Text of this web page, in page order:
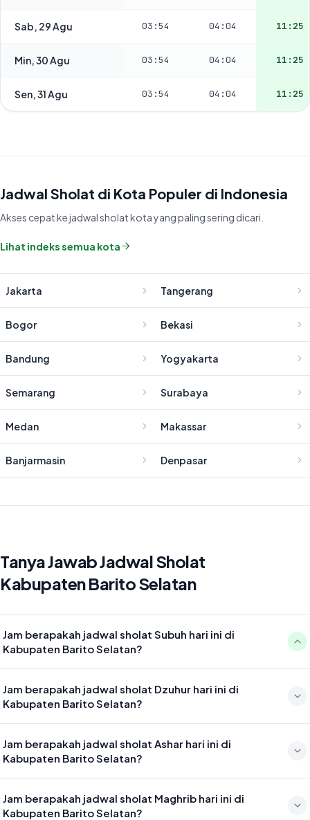
Sab, 29 Agu 03:54 04:04 11:25
Min, 30 Agu 03:54 04:04 11:25
Sen, 31 Agu 03:54 04:04 11:25
Jadwal Sholat di Kota Populer di Indonesia
Akses cepat ke jadwal sholat kota yang paling sering dicari.
Lihat indeks semua kota
Jakarta Tangerang
Bogor Bekasi
Bandung Yogyakarta
Semarang Surabaya
Medan Makassar
Banjarmasin Denpasar
Tanya Jawab Jadwal Sholat
Kabupaten Barito Selatan
Jam berapakah jadwal sholat Subuh hari ini di
Kabupaten Barito Selatan?
04:07
Jam berapakah jadwal sholat Dzuhur hari ini di
Kabupaten Barito Selatan?
11:30
Jam berapakah jadwal sholat Ashar hari ini di
Kabupaten Barito Selatan?
14:50
Jam berapakah jadwal sholat Maghrib hari ini di
Kabupaten Barito Selatan?